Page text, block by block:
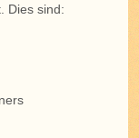
Dies sind: